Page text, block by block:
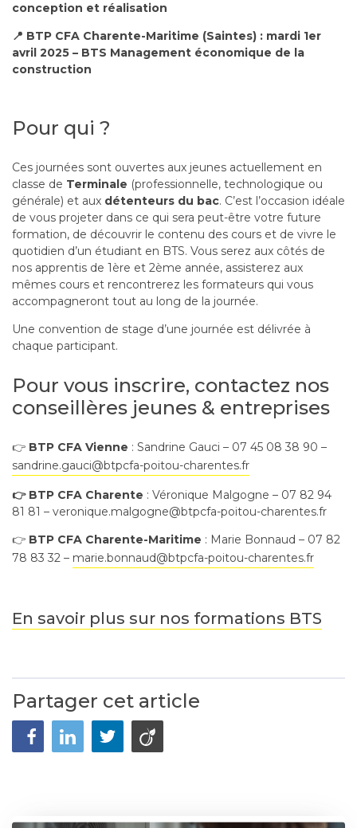
conception et réalisation
📍 BTP CFA Charente-Maritime (Saintes) : mardi 1er
avril 2025 – BTS Management économique de la
construction
Pour qui ?
Ces journées sont ouvertes aux jeunes actuellement en
classe de Terminale (professionnelle, technologique ou
générale) et aux détenteurs du bac. C’est l’occasion idéale
de vous projeter dans ce qui sera peut-être votre future
formation, de découvrir le contenu des cours et de vivre le
quotidien d’un étudiant en BTS. Vous serez aux côtés de
nos apprentis de 1ère et 2ème année, assisterez aux
mêmes cours et rencontrerez les formateurs qui vous
accompagneront tout au long de la journée.
Une convention de stage d’une journée est délivrée à
chaque participant.
Pour vous inscrire, contactez nos
conseillères jeunes & entreprises
👉 BTP CFA Vienne : Sandrine Gauci – 07 45 08 38 90 –
sandrine.gauci@btpcfa-poitou-charentes.fr
👉 BTP CFA Charente : Véronique Malgogne – 07 82 94
81 81 – veronique.malgogne@btpcfa-poitou-charentes.fr
👉 BTP CFA Charente-Maritime : Marie Bonnaud – 07 82
78 83 32 – marie.bonnaud@btpcfa-poitou-charentes.fr
En savoir plus sur nos formations BTS
Partager cet article